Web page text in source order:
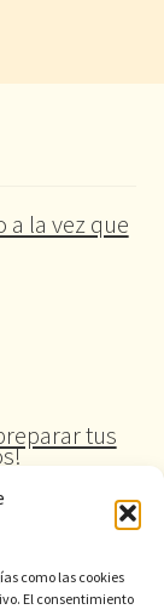
como las cookies
El consentimiento
la vez que
tus